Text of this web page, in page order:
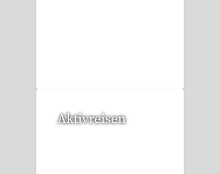
Aktivreisen